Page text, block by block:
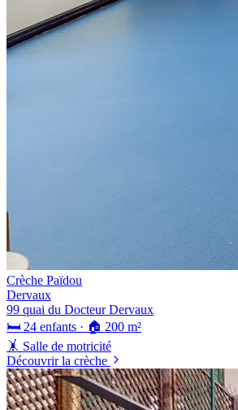
Crèche Païdou
Dervaux
99 quai du Docteur Dervaux
🛏️ 24 enfants · 🏠 200 m²
🤸 Salle de motricité
Découvrir la crèche